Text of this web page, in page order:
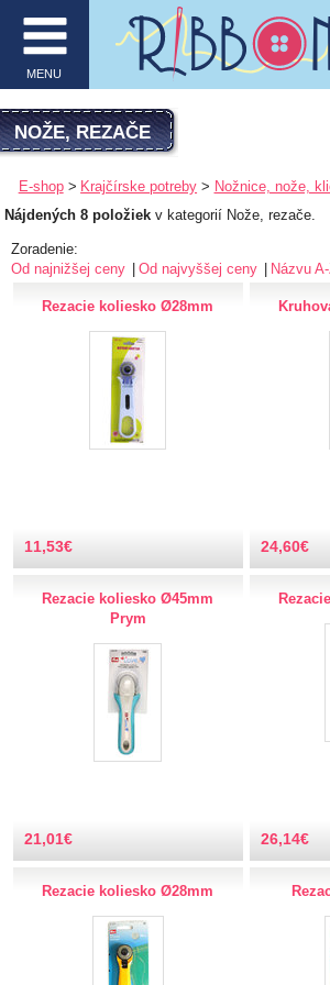
VYHĽADÁVANIE
MENU
O firme
E-shop
Inšpirácie
Obchodné podmienky
Ochrana osobných údajov
Bižutérny kútik
Doplnky
Gombíky
MENU
NOŽE, REZAČE
E-shop Krajčírske potreby Nožnice, nože,
Nájdených 8 položiek v kategorií Nože, rezače.
Zoradenie:
Od najnižšej ceny
Od najvyššej ceny Názvu
Rezacie koliesko Ø28mm
11,53€ 24,60€
Rezacie koliesko Ø45mm
Prym
21,01€ 26,14€
Rezacie koliesko Ø28mm